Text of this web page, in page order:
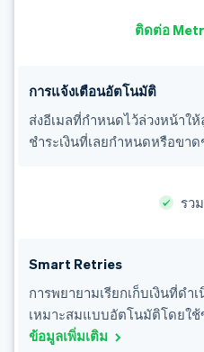
ติดต่อ
การแจ้งเตือนอัตโนมัติ
ส่งอีเมลที่กำหนดไว้ล่วงหน้าใ
ชำระเงินที่เลยกำหนดหรือขาด
รว
Smart Retries
การพยายามเรียกเก็บเงินที่ดำ
เหมาะสมแบบอัตโนมัติโดยใ
ข้อมูลเพิ่มเติม